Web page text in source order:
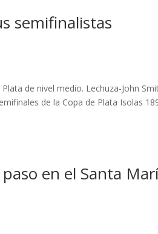
semifinalistas
de nivel medio. Lechuza-John
de la Copa de Plata Isolas
en el Santa